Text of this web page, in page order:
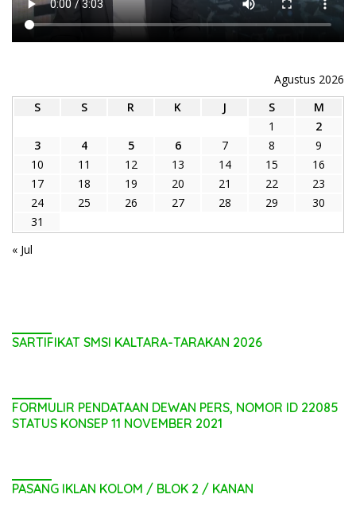
Agustus 2026
S
S R K J S
M
1
2
3
4 5 6 7 8
9
10
11 12 13 14 15
16
17
18 19 20 21 22
23
24
25 26 27 28 29
30
31
« Jul
SARTIFIKAT SMSI KALTARA-TARAKAN 2026
FORMULIR PENDATAAN DEWAN PERS, NOMOR ID 22085
STATUS KONSEP 11 NOVEMBER 2021
PASANG IKLAN KOLOM / BLOK 2 / KANAN